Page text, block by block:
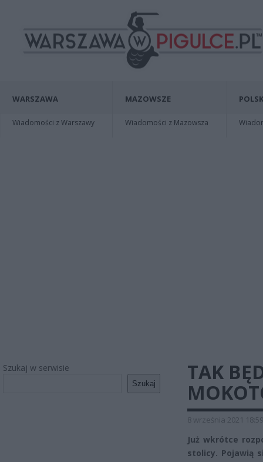
WARSZAWA
Wiadomości z Warszawy
MAZOWSZE
Wiadomości z Mazowsza
Szukaj w serwisie
Szukaj
TAK
8 września 2021 18:59
Już wkrótce
stolicy. Pojawią